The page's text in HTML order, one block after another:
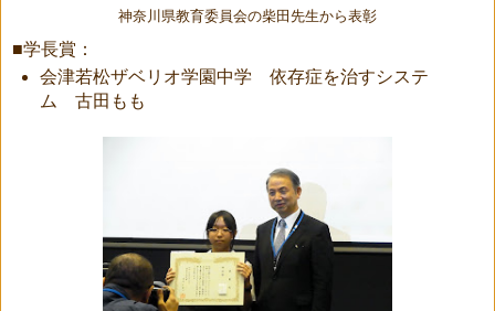
神奈川県教育委員会の柴田先生から表彰
■学長賞：
会津若松ザベリオ学園中学 依存症を治すシステ
ム 古田もも